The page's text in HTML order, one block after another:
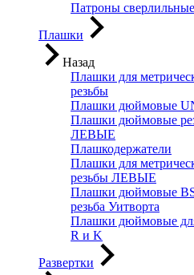
Патроны сверлильные
Плашки
Назад
Плашки для
резьбы
Плашки дюймовые
Плашки дюймовые
ЛЕВЫЕ
Плашкодержатели
Плашки для
резьбы ЛЕВЫЕ
Плашки дюймовые
резьба Уитворта
Плашки дюймовые
R и K
Развертки